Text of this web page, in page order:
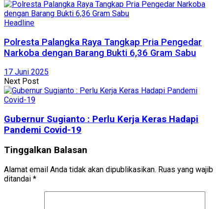
Headline
Polresta Palangka Raya Tangkap Pria Pengedar
Narkoba dengan Barang Bukti 6,36 Gram Sabu
17 Juni 2025
Next Post
Gubernur Sugianto : Perlu Kerja Keras Hadapi
Pandemi Covid-19
Tinggalkan Balasan
Alamat email Anda tidak akan dipublikasikan. Ruas yang wajib
ditandai *